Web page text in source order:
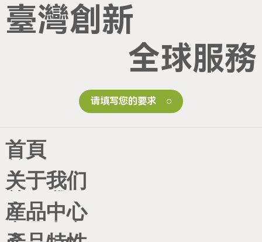
創
不
止
臺灣創新
全球服務
请填写您的要求
首頁
关于我们
産品中心